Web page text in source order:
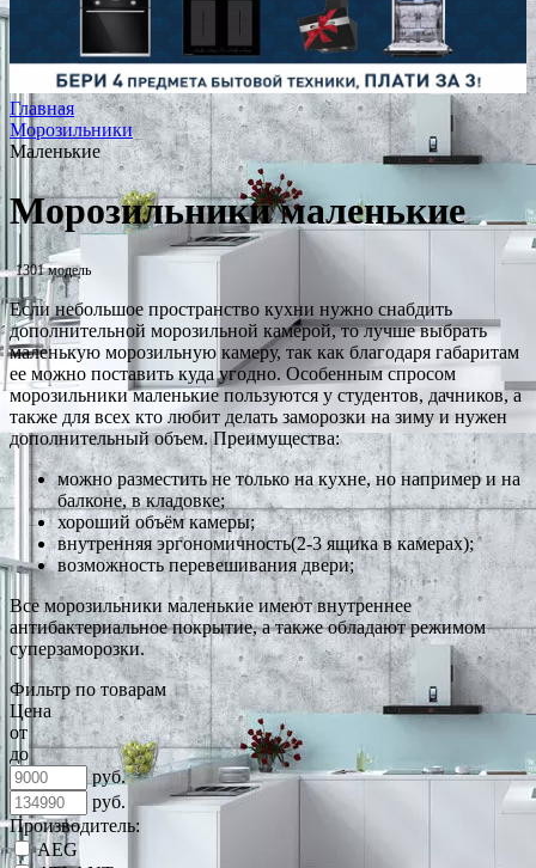
Главная
Морозильники
Маленькие
Морозильники маленькие
1301 модель
Если небольшое пространство кухни нужно снабдить
дополнительной морозильной камерой, то лучше выбрать
маленькую морозильную камеру, так как благодаря габаритам
ее можно поставить куда угодно. Особенным спросом
морозильники маленькие пользуются у студентов, дачников, а
также для всех кто любит делать заморозки на зиму и нужен
дополнительный объем. Преимущества:
можно разместить не только на кухне, но например и на
балконе, в кладовке;
хороший объём камеры;
внутренняя эргономичность(2-3 ящика в камерах);
возможность перевешивания двери;
Все морозильники маленькие имеют внутреннее
антибактериальное покрытие, а также обладают режимом
суперзаморозки.
Фильтр по товарам
Цена
от
до
руб.
руб.
Производитель:
AEG